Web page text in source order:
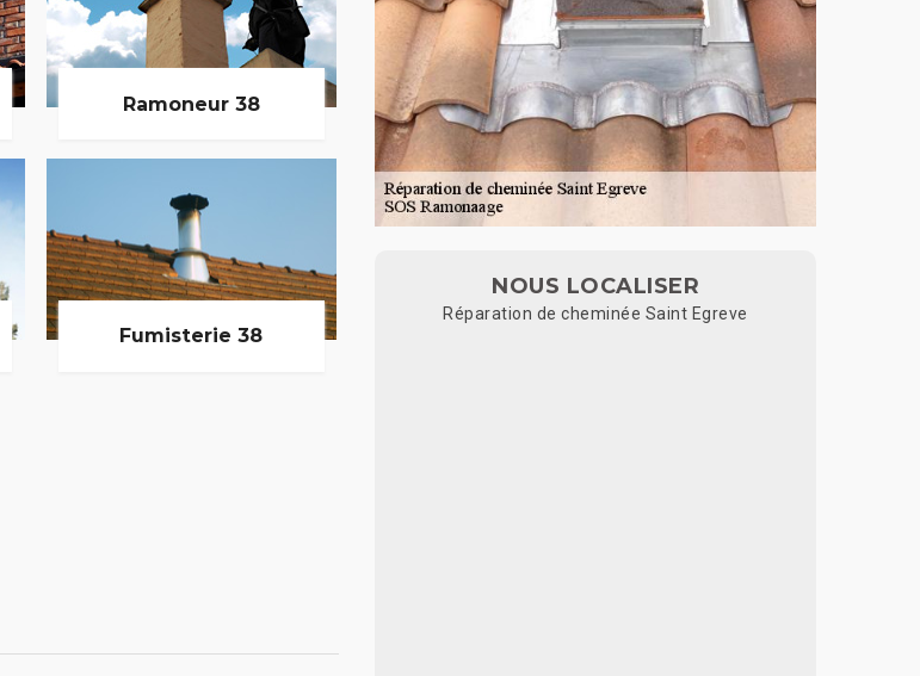
Ramoneur 38
Fumisterie 38
NOUS LOCALISER
Réparation de cheminée Saint Egreve